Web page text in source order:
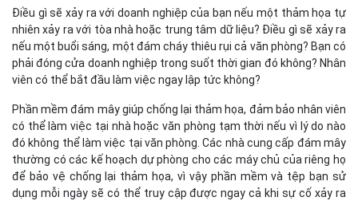
Điều gì sẽ xảy ra với doanh nghiệp của bạn nếu một thảm họa tự
nhiên xảy ra với tòa nhà hoặc trung tâm dữ liệu? Điều gì sẽ xảy ra
nếu một buổi sáng, một đám cháy thiêu rụi cả văn phòng? Bạn có
phải đóng cửa doanh nghiệp trong suốt thời gian đó không? Nhân
viên có thể bắt đầu làm việc ngay lập tức không?
Phần mềm đám mây giúp chống lại thảm họa, đảm bảo nhân viên
có thể làm việc tại nhà hoặc văn phòng tạm thời nếu vì lý do nào
đó không thể làm việc tại văn phòng. Các nhà cung cấp đám mây
thường có các kế hoạch dự phòng cho các máy chủ của riêng họ
để bảo vệ chống lại thảm họa, vì vậy phần mềm và tệp bạn sử
dụng mỗi ngày sẽ có thể truy cập được ngay cả khi sự cố xảy ra